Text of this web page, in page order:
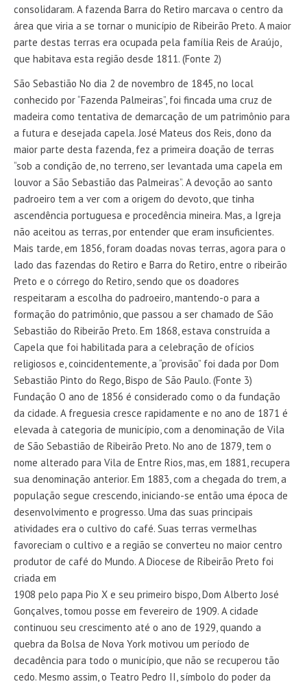
consolidaram. A fazenda Barra do Retiro marcava o centro da
área que viria a se tornar o município de Ribeirão Preto. A maior
parte destas terras era ocupada pela família Reis de Araújo,
que habitava esta região desde 1811. (Fonte 2)
São Sebastião No dia 2 de novembro de 1845, no local
conhecido por “Fazenda Palmeiras”, foi fincada uma cruz de
madeira como tentativa de demarcação de um patrimônio para
a futura e desejada capela. José Mateus dos Reis, dono da
maior parte desta fazenda, fez a primeira doação de terras
“sob a condição de, no terreno, ser levantada uma capela em
louvor a São Sebastião das Palmeiras”. A devoção ao santo
padroeiro tem a ver com a origem do devoto, que tinha
ascendência portuguesa e procedência mineira. Mas, a Igreja
não aceitou as terras, por entender que eram insuficientes.
Mais tarde, em 1856, foram doadas novas terras, agora para o
lado das fazendas do Retiro e Barra do Retiro, entre o ribeirão
Preto e o córrego do Retiro, sendo que os doadores
respeitaram a escolha do padroeiro, mantendo-o para a
formação do patrimônio, que passou a ser chamado de São
Sebastião do Ribeirão Preto. Em 1868, estava construída a
Capela que foi habilitada para a celebração de ofícios
religiosos e, coincidentemente, a “provisão” foi dada por Dom
Sebastião Pinto do Rego, Bispo de São Paulo. (Fonte 3)
Fundação O ano de 1856 é considerado como o da fundação
da cidade. A freguesia cresce rapidamente e no ano de 1871 é
elevada à categoria de município, com a denominação de Vila
de São Sebastião de Ribeirão Preto. No ano de 1879, tem o
nome alterado para Vila de Entre Rios, mas, em 1881, recupera
sua denominação anterior. Em 1883, com a chegada do trem, a
população segue crescendo, iniciando-se então uma época de
desenvolvimento e progresso. Uma das suas principais
atividades era o cultivo do café. Suas terras vermelhas
favoreciam o cultivo e a região se converteu no maior centro
produtor de café do Mundo. A Diocese de Ribeirão Preto foi
criada em
1908 pelo papa Pio X e seu primeiro bispo, Dom Alberto José
Gonçalves, tomou posse em fevereiro de 1909. A cidade
continuou seu crescimento até o ano de 1929, quando a
quebra da Bolsa de Nova York motivou um período de
decadência para todo o município, que não se recuperou tão
cedo. Mesmo assim, o Teatro Pedro II, símbolo do poder da